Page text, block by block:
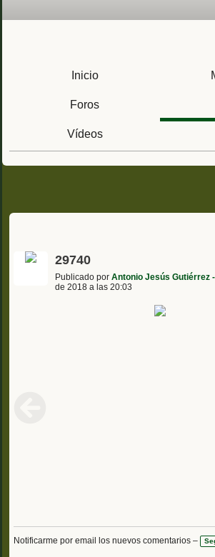
Acuartelamiento San Juan
(Valencia) Jefatura de Apoyo
Inicio
Foros
Vídeos
29740
Publicado por Antonio Jesús Gutiérrez
de 2018 a las 20:03
Notificarme por email los nuevos comentarios –